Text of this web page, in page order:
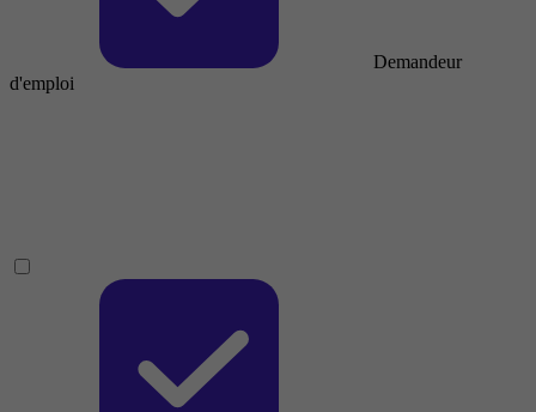
Demandeur
d'emploi